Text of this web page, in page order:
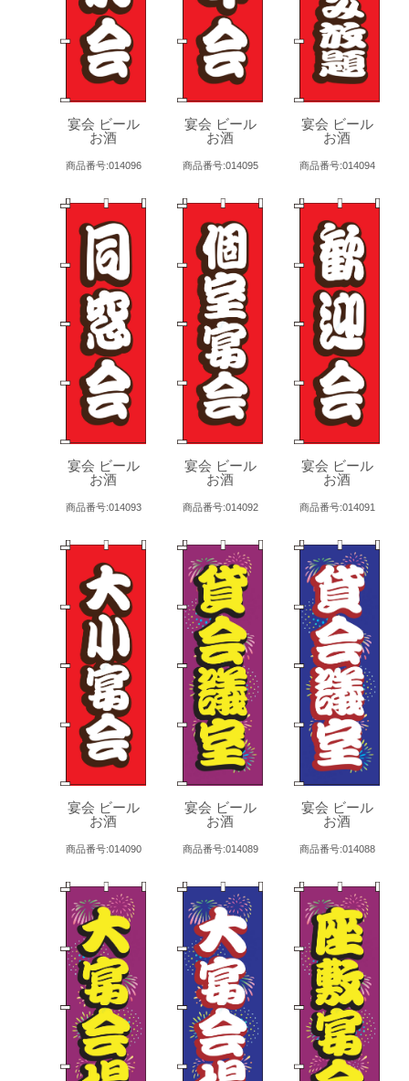
宴会 ビール
お酒
商品番号:014096
宴会 ビール
お酒
商品番号:014095
宴会 ビール
お酒
商品番号:014094
宴会 ビール
お酒
商品番号:014093
宴会 ビール
お酒
商品番号:014092
宴会 ビール
お酒
商品番号:014091
宴会 ビール
お酒
商品番号:014090
宴会 ビール
お酒
商品番号:014089
宴会 ビール
お酒
商品番号:014088